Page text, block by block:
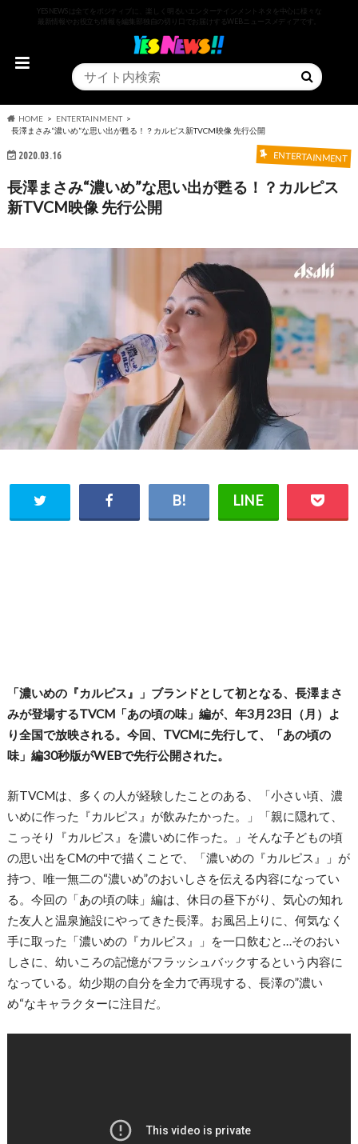
YESNEWSは全てをポジティブに、楽しく明るいエンターテインメントネタを中心に様々な
最新情報やお役立ち情報を編集部独自の切り口でお届けするWEBニュースメディアです。
HOME
ENTERTAINMENT
長澤まさみ“濃いめ”な思い出が甦る！？カルピス新TVCM映像 先行公開
2020.03.16 ENTERTAINMENT
長澤まさみ“濃いめ”な思い出が甦る！？カルピス
新TVCM映像 先行公開
「濃いめの『カルピス』」ブランドとして初となる、長澤まさ
みが登場するTVCM「あの頃の味」編が、年3月23日（月）よ
り全国で放映される。今回、TVCMに先行して、「あの頃の
味」編30秒版がWEBで先行公開された。
新TVCMは、多くの人が経験したことのある、「小さい頃、濃
いめに作った『カルピス』が飲みたかった。」「親に隠れて、
こっそり『カルピス』を濃いめに作った。」そんな子どもの頃
の思い出をCMの中で描くことで、「濃いめの『カルピス』」が
持つ、唯一無二の“濃いめ”のおいしさを伝える内容になってい
る。今回の「あの頃の味」編は、休日の昼下がり、気心の知れ
た友人と温泉施設にやってきた長澤。お風呂上りに、何気なく
手に取った「濃いめの『カルピス』」を一口飲むと…そのおい
しさに、幼いころの記憶がフラッシュバックするという内容に
なっている。幼少期の自分を全力で再現する、長澤の”濃い
め“なキャラクターに注目だ。